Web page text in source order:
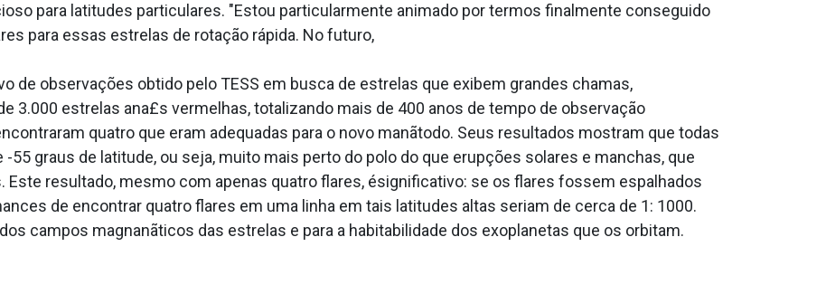
para latitudes particulares. "Estou particularmente animado por termos finalmente conseguido
para essas estrelas de rotação rápida. No futuro,
de observações obtido pelo TESS em busca de estrelas que exibem grandes chamas,
3.000 estrelas ana£s vermelhas, totalizando mais de 400 anos de tempo de observação
quatro que eram adequadas para o novo manãtodo. Seus resultados mostram que todas
55 graus de latitude, ou seja, muito mais perto do polo do que erupções solares e manchas, que
Este resultado, mesmo com apenas quatro flares, ésignificativo: se os flares fossem espalhados
de encontrar quatro flares em uma linha em tais latitudes altas seriam de cerca de 1: 1000.
campos magnanãticos das estrelas e para a habitabilidade dos exoplanetas que os orbitam.